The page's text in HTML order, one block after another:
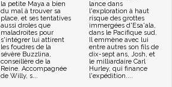
la petite Maya a bien
du mal à trouver sa
place, et ses tentatives
aussi droles que
maladroites pour
s'intégrer lui attirent
les foudres de la
sévère Buzzlina,
conseillère de la
Reine. Accompagnée
de Willy, s...
lance dans
l'exploration à haut
risque des grottes
immergées d'Esa'ala,
dans le Pacifique sud.
Il emmène avec lui
entre autres son fils de
dix-sept ans, Josh, et
le milliardaire Carl
Hurley, qui finance
l'expédition....